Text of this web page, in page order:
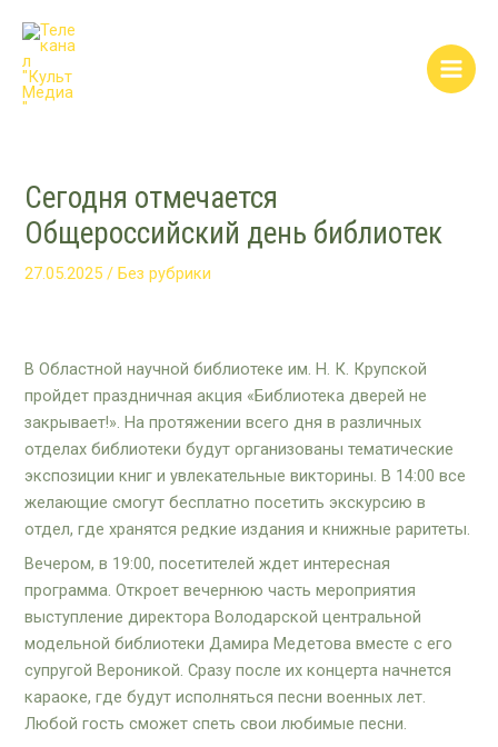
содержимому
Сегодня отмечается
Общероссийский день библиотек
27.05.2025/Без рубрики
В Областной научной библиотеке им. Н. К. Крупской
пройдет праздничная акция «Библиотека дверей не
закрывает!». На протяжении всего дня в различных
отделах библиотеки будут организованы тематические
экспозиции книг и увлекательные викторины. В 14:00 все
желающие смогут бесплатно посетить экскурсию в
отдел, где хранятся редкие издания и книжные раритеты.
Вечером, в 19:00, посетителей ждет интересная
программа. Откроет вечернюю часть мероприятия
выступление директора Володарской центральной
модельной библиотеки Дамира Медетова вместе с его
супругой Вероникой. Сразу после их концерта начнется
караоке, где будут исполняться песни военных лет.
Любой гость сможет спеть свои любимые песни.
navigation